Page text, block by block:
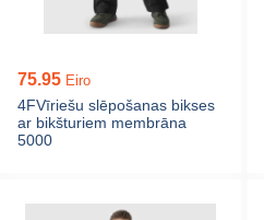
75.95 Eiro
4FVīriešu slēpošanas bikses
ar bikšturiem membrāna
5000